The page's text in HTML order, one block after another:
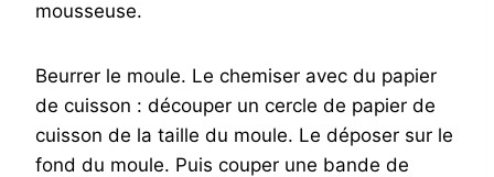
mousseuse.
Beurrer le moule. Le chemiser avec du papier
de cuisson : découper un cercle de papier de
cuisson de la taille du moule. Le déposer sur le
fond du moule. Puis couper une bande de